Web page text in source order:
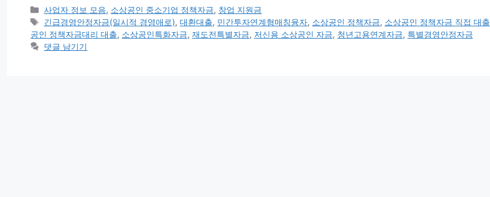
카
테
고
리
사업자 정보 모음, 소상공인 중소기업 정책자금, 창업 지원금
태
그
긴급경영안정자금(일시적 경영애로),대환대출, 민간투자연계형매칭융자, 소상공인 정책자금, 소상공인 정책자금 직접 대출
공인 정책자금대리 대출, 소상공인특화자금, 재도전특별자금, 저신용 소상공인 자금, 청년고용연계자금, 특별경영안정자금
댓글 남기기